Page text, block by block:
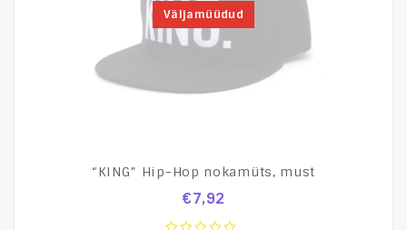
Väljamüüdud
“KING” Hip-Hop nokamüts, must
€7,92